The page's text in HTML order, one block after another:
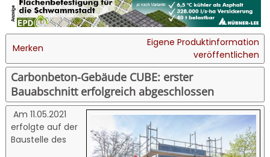
Merken
Eigene Produktinformation
veröffentlichen
Carbonbeton-Gebäude CUBE: erster
Bauabschnitt erfolgreich abgeschlossen
Am 11.05.2021
erfolgte auf der
Baustelle des